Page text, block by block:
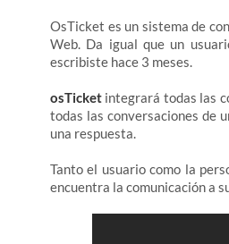
OsTicket es un sistema de
Web. Da igual que un
escribiste hace 3 meses.
osTicket integrará todas las
todas las conversaciones de
una respuesta.
Tanto el usuario como la
encuentra la comunicación a